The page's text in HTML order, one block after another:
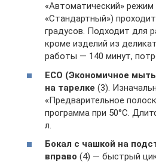
«Автоматический»
«Стандартный»)
градусов. Подходит для
кроме изделий из
работы — 140 минут,
ECO (Экономичное
на тарелке (3).
«Предварительное
программа при 50°С.
л.
Бокал с чашкой на
вправо (4) — быстрый